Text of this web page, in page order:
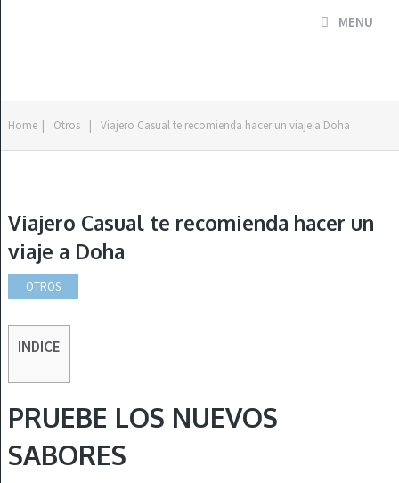
MENU
Home | Otros | Viajero Casual te recomienda hacer un viaje a Doha
Viajero Casual te recomienda hacer un
viaje a Doha
OTROS
INDICE
PRUEBE LOS NUEVOS
SABORES